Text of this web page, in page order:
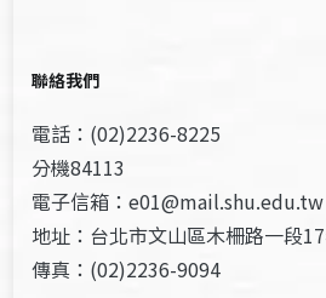
聯絡我們
電話：(02)2236-8225
分機84113
電子信箱：e01@mail.shu.edu.tw
地址：台北市文山區木柵路一段
傳真：(02)2236-9094